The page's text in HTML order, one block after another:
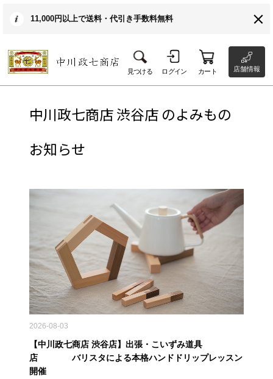
11,000円以上で送料・代引き手数料無料
見つける ログイン カート 店舗情報
中川政七商店 渋谷店 のよみもの
お知らせ
2026-08-03
【中川政七商店 渋谷店】出張・こいずみ道具
店 バリスタによる本格ハンドドリップレッスン
開催